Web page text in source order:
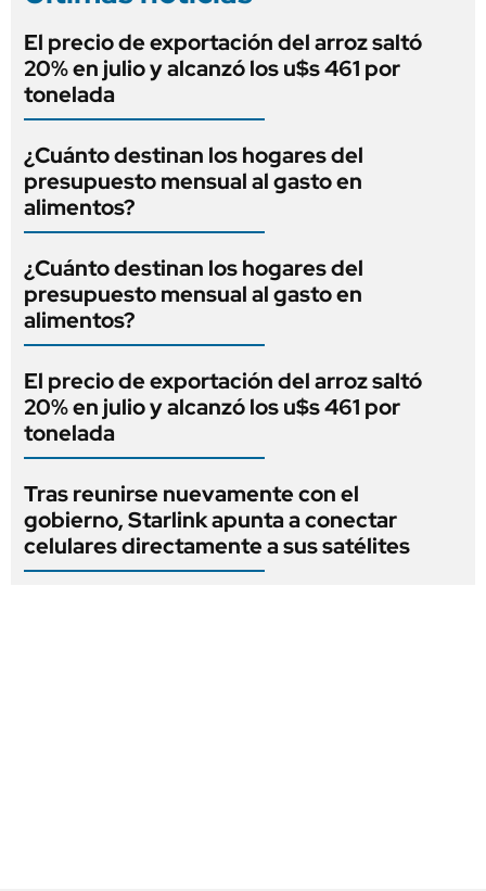
El precio de exportación del arroz saltó
20% en julio y alcanzó los u$s 461 por
tonelada
¿Cuánto destinan los hogares del
presupuesto mensual al gasto en
alimentos?
¿Cuánto destinan los hogares del
presupuesto mensual al gasto en
alimentos?
El precio de exportación del arroz saltó
20% en julio y alcanzó los u$s 461 por
tonelada
Tras reunirse nuevamente con el
gobierno, Starlink apunta a conectar
celulares directamente a sus satélites